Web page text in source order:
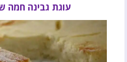
עוגת גבינה חמה